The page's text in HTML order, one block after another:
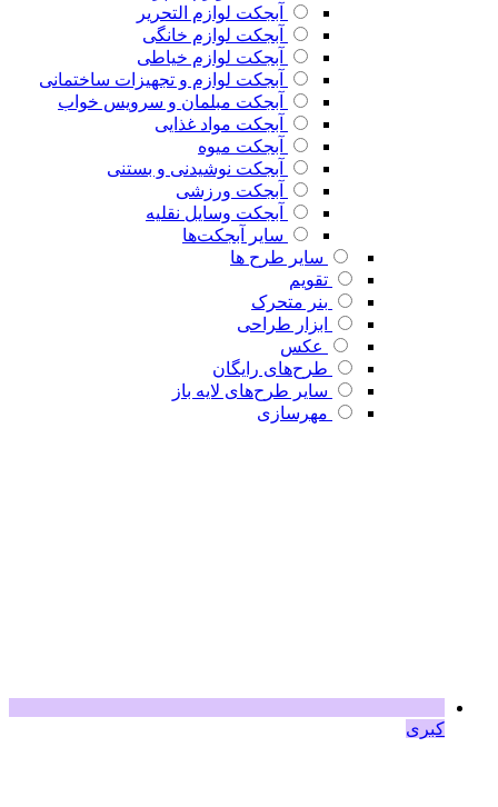
آبجکت لوازم التحریر
آبجکت لوازم خانگی
آبجکت لوازم خیاطی
آبجکت لوازم و تجهیزات ساختمانی
آبجکت مبلمان و سرویس خواب
آبجکت مواد غذایی
آبجکت میوه
آبجکت نوشیدنی و بستنی
آبجکت ورزشی
آبجکت وسایل نقلیه
سایر آبجکت‌ها
سایر طرح ها
تقویم
بنر متحرک
ابزار طراحی
عکس
طرح‌های رایگان
سایر طرح‌های لایه باز
مهرسازی
کبری